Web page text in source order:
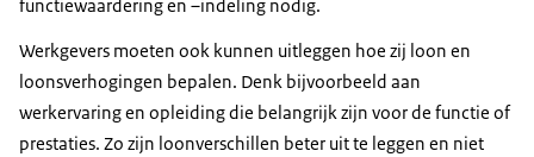
functiewaardering en –indeling nodig.
Werkgevers moeten ook kunnen uitleggen hoe zij loon en
loonsverhogingen bepalen. Denk bijvoorbeeld aan
werkervaring en opleiding die belangrijk zijn voor de functie of
prestaties. Zo zijn loonverschillen beter uit te leggen en niet